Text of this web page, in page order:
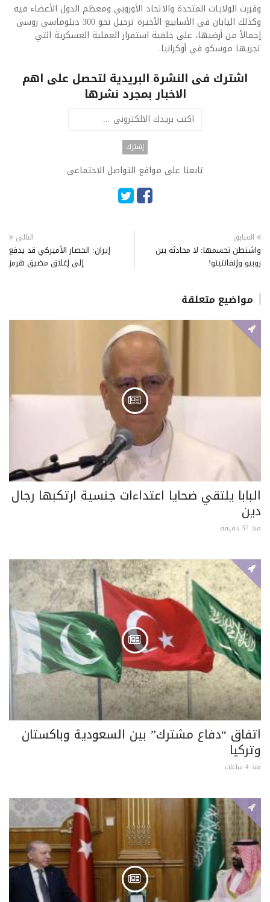
وقررت الولايات المتحدة والاتحاد الأوروبي ومعظم الدول الأعضاء فيه
وكذلك اليابان في الأسابيع الأخيرة ترحيل نحو 300 دبلوماسي روسي
إجمالاً من أرضيها، على خلفية استمرار العملية العسكرية التي
تجريها موسكو في أوكرانيا.​
اشترك فى النشرة البريدية لتحصل على اهم
الاخبار بمجرد نشرها
تابعنا على مواقع التواصل الاجتماعى
السابق
واشنطن تحسمها: لا محادثة بين
روبيو وإنفانتينو!
التالى
إيران: الحصار الأميركي قد يدفع
إلى إغلاق مضيق هرمز
مواضيع متعلقة
البابا يلتقي ضحايا اعتداءات جنسية ارتكبها رجال
دين
منذ 37 دقيقة
اتفاق “دفاع مشترك” بين السعودية وباكستان
وتركيا
منذ 4 ساعات